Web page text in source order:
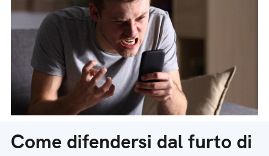
Come difendersi dal furto di